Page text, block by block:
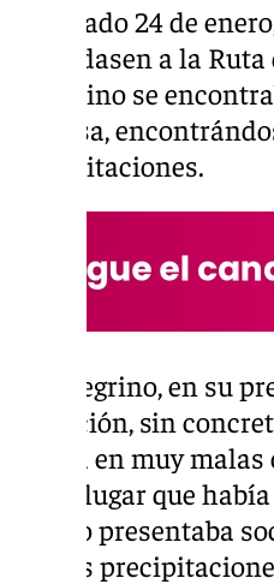
El pasado 24 de
trasladasen a la
peregrino se
adversa,
precipitaciones.
El peregrino, en su
ubicación, sin
estaba en muy
por el lugar que
mismo presentaba
fuertes